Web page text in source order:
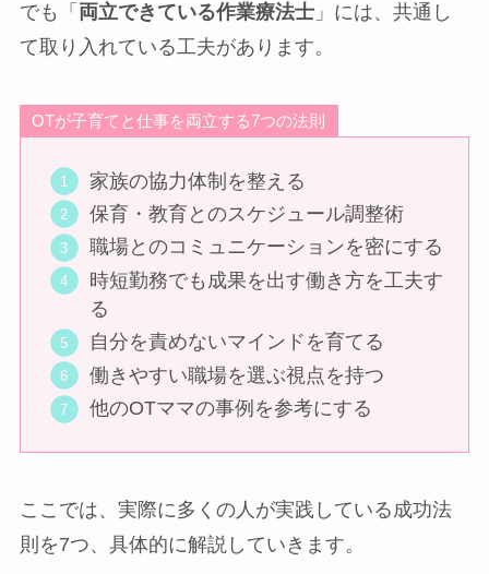
でも「 両立できている作業療法士」には、共通し
て取り入れている工夫があります。
OTが子育てと仕事を両立する7つの法則
家族の協力体制を整える
保育・教育とのスケジュール調整術
職場とのコミュニケーションを密にする
時短勤務でも成果を出す働き方を工夫す
る
自分を責めないマインドを育てる
働きやすい職場を選ぶ視点を持つ
他のOTママの事例を参考にする
ここでは、実際に多くの人が実践している成功法
則を7つ、具体的に解説していきます。